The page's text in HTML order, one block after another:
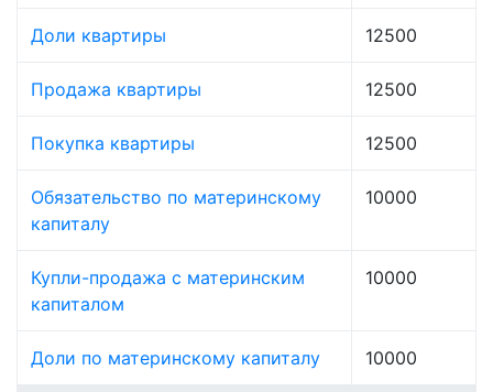
Доли квартиры 12500
Продажа квартиры 12500
Покупка квартиры 12500
Обязательство по материнскому
капиталу
10000
Купли-продажа с материнским
капиталом
10000
Доли по материнскому капиталу 10000